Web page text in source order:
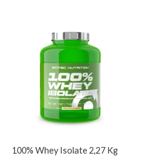
100% Whey Isolate 2,27 Kg